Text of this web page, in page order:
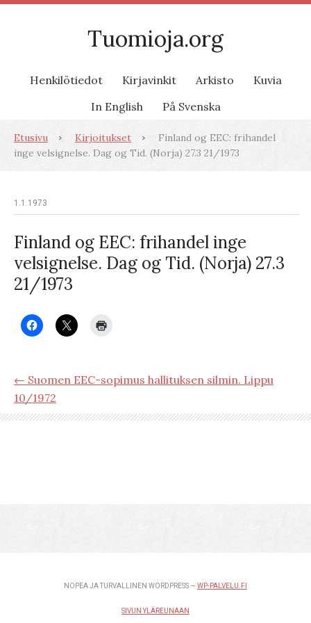
Tuomioja.org
Henkilötiedot Kirjavinkit Arkisto
Kuvia
In English
På Svenska
Etusivu Kirjoitukset
Finland og EEC: frihandel
inge velsignelse. Dag og Tid. (Norja) 27.3 21/1973
1.1.1973
Finland og EEC: frihandel inge
velsignelse. Dag og Tid. (Norja) 27.3
21/1973
← Suomen EEC-sopimus hallituksen silmin. Lippu
10/1972
NOPEA JA TURVALLINEN WORDPRESS — WP-PALVELU.FI
SIVUN YLÄREUNAAN